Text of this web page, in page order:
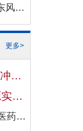
潍柴48万领跑 玉柴增13%直追 全柴前三 东风康明斯进前六 上半年柴油机增10.7
更多>
对话三一重卡：商业物流电动化元年 冲刺4万辆目标！
7月同比增长44.8%！福田汽车新能源实现国内出口双向开花
从油车到欧马可智蓝纯电轻卡，魏师傅的医药配送日子越过越省心